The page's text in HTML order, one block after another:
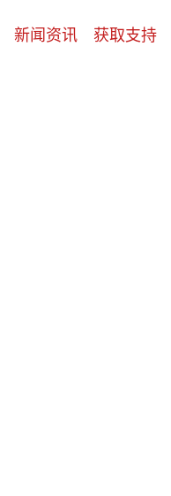
新闻资讯 获取支持